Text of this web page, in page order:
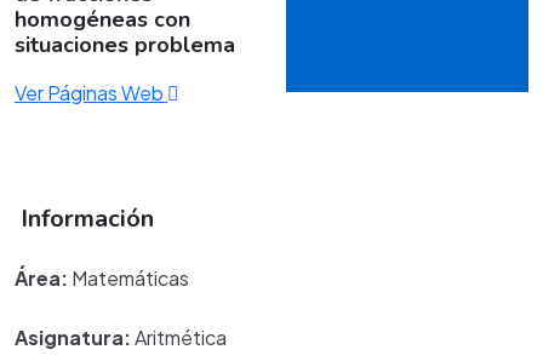
homogéneas con
situaciones problema
Ver Páginas Web
Información
Área: Matemáticas
Asignatura:Aritmética